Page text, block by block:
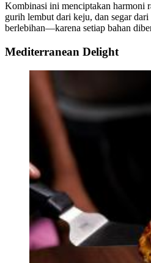
Kombinasi ini menciptakan harmoni
gurih lembut dari keju, dan segar
berlebihan—karena setiap bahan
Mediterranean Delight